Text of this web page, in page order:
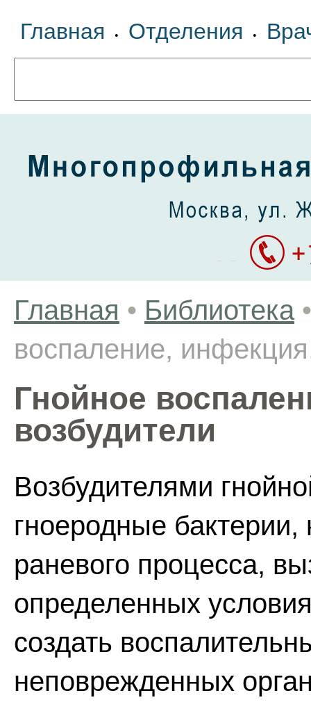
Главная • Отделения •
Главная • Библиотека •
воспаление,
Гнойное
возбудители
Возбудителями
гноеродные
раневого процесса,
определенных
создать
неповрежденных